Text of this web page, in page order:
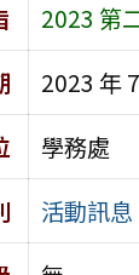
2023 第
2023 年
學務處
活動訊息